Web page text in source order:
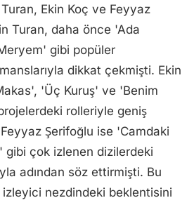
Ekin Koç ve Feyyaz
Turan, daha önce 'Ada
gibi popüler
dikkat çekmişti. Ekin
'Üç Kuruş' ve 'Benim
rolleriyle geniş
Şerifoğlu ise 'Camdaki
gibi çok izlenen dizilerdeki
adından söz ettirmişti. Bu
nezdindeki beklentisini